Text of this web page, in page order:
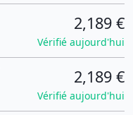
2,189 €
Vérifié aujourd'hui
2,189 €
Vérifié aujourd'hui